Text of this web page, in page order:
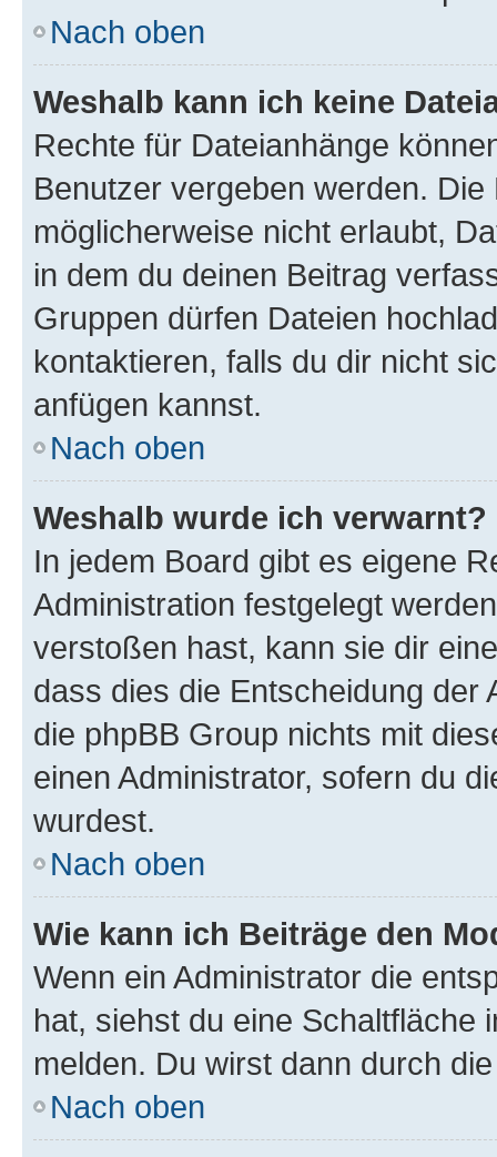
Nach oben
Weshalb kann ich keine
Rechte für Dateianhänge
Benutzer vergeben werden.
möglicherweise nicht erlaubt,
in dem du deinen Beitrag
Gruppen dürfen Dateien
kontaktieren, falls du dir nicht
anfügen kannst.
Nach oben
Weshalb wurde ich verwarnt?
In jedem Board gibt es eigene
Administration festgelegt
verstoßen hast, kann sie dir
dass dies die Entscheidung der
die phpBB Group nichts mit
einen Administrator, sofern du
wurdest.
Nach oben
Wie kann ich Beiträge den
Wenn ein Administrator die
hat, siehst du eine Schaltfläche
melden. Du wirst dann durch
Nach oben